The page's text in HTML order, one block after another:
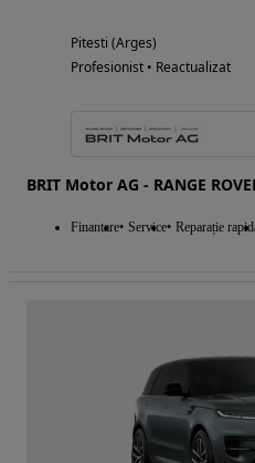
Pitesti (Arges)
Profesionist • Reactualizat
BRIT Motor AG - RANGE
Finantare Service Reparație